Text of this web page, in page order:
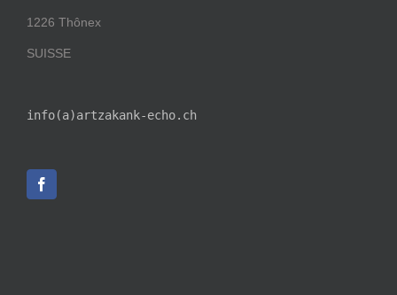
1226 Thônex
SUISSE
info(a)artzakank-echo.ch